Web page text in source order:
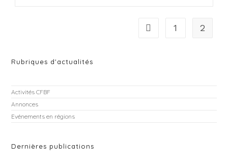
1 2
Rubriques d'actualités
Activités CFBF
Annonces
Evénements en régions
Dernières publications